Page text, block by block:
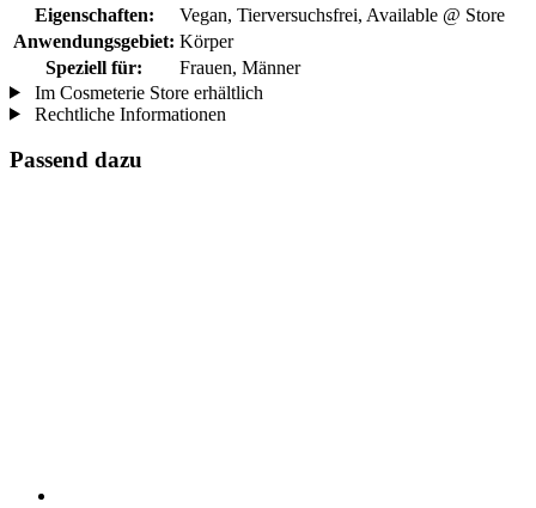
Eigenschaften:
Vegan, Tierversuchsfrei, Available @ Store
Anwendungsgebiet: Körper
Speziell für:
Frauen, Männer
Im Cosmeterie Store erhältlich
Rechtliche Informationen
Passend dazu